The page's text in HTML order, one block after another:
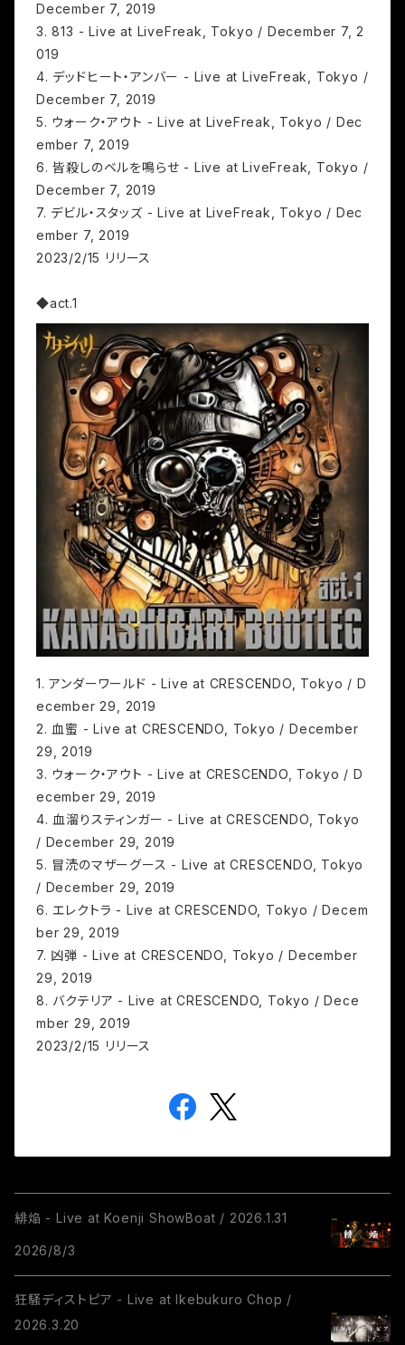
December 7, 2019
3. 813 - Live at LiveFreak, Tokyo / December 7, 2
019
4. デッドヒート・アンバー - Live at LiveFreak, Tokyo /
December 7, 2019
5. ウォーク・アウト - Live at LiveFreak, Tokyo / Dec
ember 7, 2019
6. 皆殺しのベルを鳴らせ - Live at LiveFreak, Tokyo /
December 7, 2019
7. デビル・スタッズ - Live at LiveFreak, Tokyo / Dec
ember 7, 2019
2023/2/15 リリース
◆act.1
1. アンダーワールド - Live at CRESCENDO, Tokyo / D
ecember 29, 2019
2. 血蜜 - Live at CRESCENDO, Tokyo / December
29, 2019
3. ウォーク・アウト - Live at CRESCENDO, Tokyo / D
ecember 29, 2019
4. 血溜りスティンガー - Live at CRESCENDO, Tokyo
/ December 29, 2019
5. 冒涜のマザーグース - Live at CRESCENDO, Tokyo
/ December 29, 2019
6. エレクトラ - Live at CRESCENDO, Tokyo / Decem
ber 29, 2019
7. 凶弾 - Live at CRESCENDO, Tokyo / December
29, 2019
8. バクテリア - Live at CRESCENDO, Tokyo / Dece
mber 29, 2019
2023/2/15 リリース
緋焔 - Live at Koenji ShowBoat / 2026.1.31
2026/8/3
狂騒ディストピア - Live at Ikebukuro Chop /
2026.3.20